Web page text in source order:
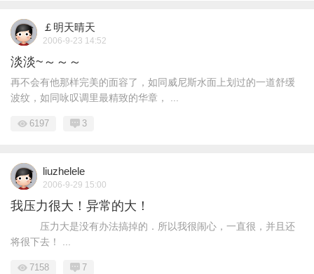
￡明天晴天
2006-9-23 14:52
淡淡~～～～
再不会有他那样完美的面容了，如同威尼斯水面上划过的一道舒缓
波纹，如同咏叹调里最精致的华章， ...
6197 3
liuzhelele
2006-9-29 15:00
我压力很大！异常的大！
压力大是没有办法搞掉的．所以我很闹心，一直很，并且还
将很下去！ ...
7158 7